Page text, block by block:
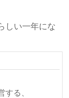
しい一年にな
する、